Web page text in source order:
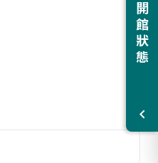
開館狀態